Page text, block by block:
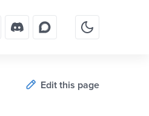
Edit this page